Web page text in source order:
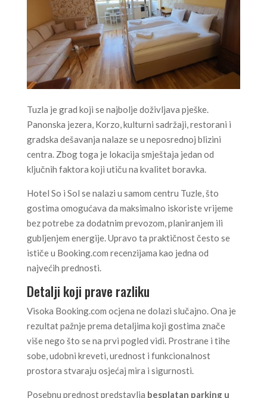
Tuzla je grad koji se najbolje doživljava pješke.
Panonska jezera, Korzo, kulturni sadržaji, restorani i
gradska dešavanja nalaze se u neposrednoj blizini
centra. Zbog toga je lokacija smještaja jedan od
ključnih faktora koji utiču na kvalitet boravka.
Hotel So i Sol se nalazi u samom centru Tuzle, što
gostima omogućava da maksimalno iskoriste vrijeme
bez potrebe za dodatnim prevozom, planiranjem ili
gubljenjem energije. Upravo ta praktičnost često se
ističe u Booking.com recenzijama kao jedna od
najvećih prednosti.
Detalji koji prave razliku
Visoka Booking.com ocjena ne dolazi slučajno. Ona je
rezultat pažnje prema detaljima koji gostima znače
više nego što se na prvi pogled vidi. Prostrane i tihe
sobe, udobni kreveti, urednost i funkcionalnost
prostora stvaraju osjećaj mira i sigurnosti.
Posebnu prednost predstavlja besplatan parking u